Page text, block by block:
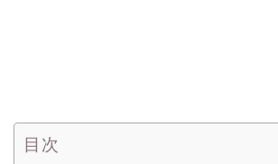
目次